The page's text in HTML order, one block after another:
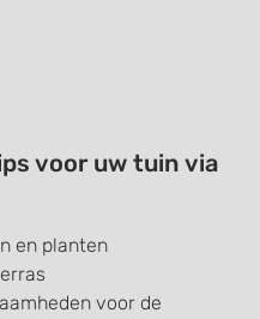
voor uw tuin via
en planten
voor de